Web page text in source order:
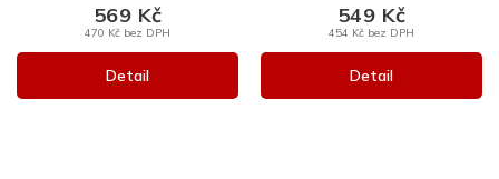
470 Kč bez DPH
569 Kč
Detail
454 Kč bez DPH
549 Kč
Detail